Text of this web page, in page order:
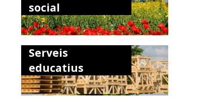
social
Serveis
educatius